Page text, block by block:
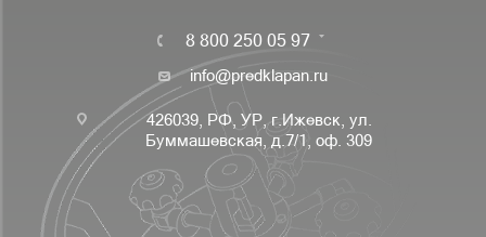
8 800 250 05 97
info@predklapan.ru
426039, РФ, УР, г.Ижевск, ул.
Буммашевская, д.7/1, оф. 309